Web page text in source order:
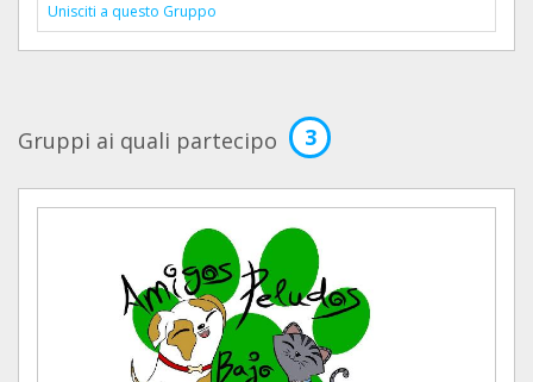
Unisciti a questo Gruppo
Gruppi ai quali partecipo 3